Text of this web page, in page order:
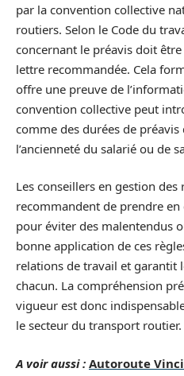
par la convention collective
routiers. Selon le Code du
concernant le préavis doit
lettre recommandée. Cela
offre une preuve de
convention collective peut
comme des durées de
l’ancienneté du salarié ou de
Les conseillers en gestion des
recommandent de prendre
pour éviter des malentendus
bonne application de ces
relations de travail et garantit
chacun. La compréhension
vigueur est donc
le secteur du transport routier.
A voir aussi : Autoroute